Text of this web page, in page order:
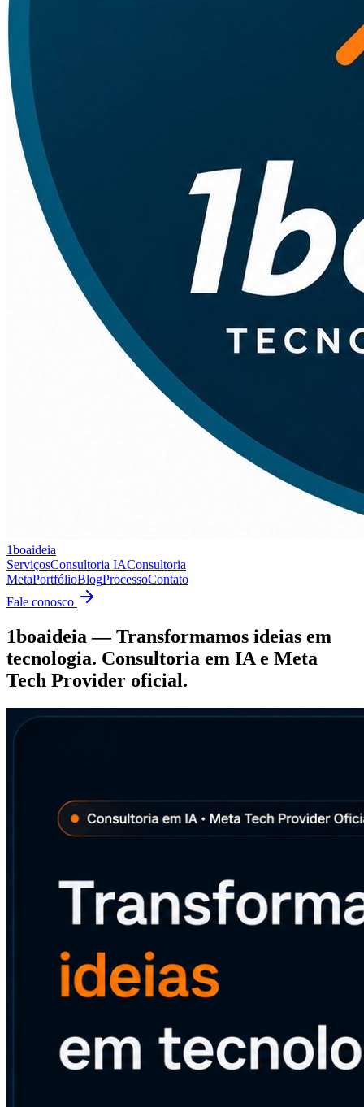
1boaideia
ServiçosConsultoria IAConsultoria
MetaPortfólioBlogProcessoContato
Fale conosco
1boaideia — Transformamos ideias em
tecnologia. Consultoria em IA e Meta
Tech Provider oficial.